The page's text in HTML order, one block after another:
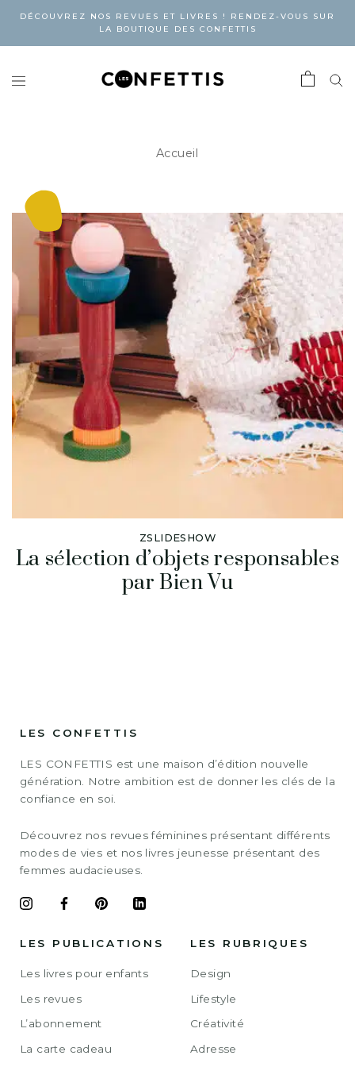
DÉCOUVREZ NOS REVUES ET LIVRES ! RENDEZ-VOUS SUR
LA BOUTIQUE DES CONFETTIS
Accueil
ZSLIDESHOW
La sélection d’objets responsables
par Bien Vu
LES CONFETTIS
LES CONFETTIS est une maison d’édition nouvelle
génération. Notre ambition est de donner les clés de la
confiance en soi.
Découvrez nos revues féminines présentant différents
modes de vies et nos livres jeunesse présentant des
femmes audacieuses.
LES PUBLICATIONS
Les livres pour enfants
Les revues
L’abonnement
La carte cadeau
LES RUBRIQUES
Design
Lifestyle
Créativité
Adresse